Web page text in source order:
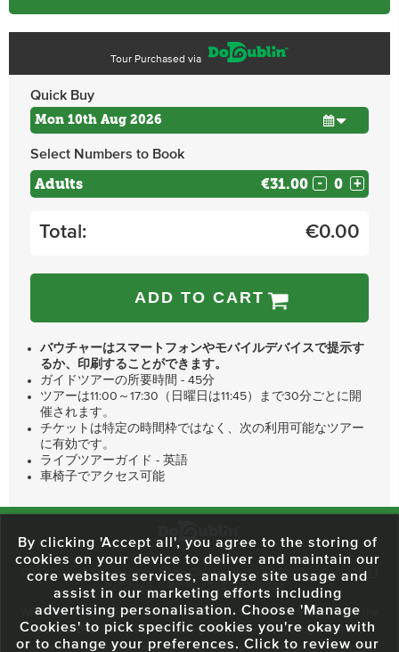
Tour Purchased via
Quick Buy
Select Numbers to Book
Adults €31.00 - +
Total: €0.00
ADD TO CART
バウチャーはスマートフォンやモバイルデバイスで提示す
るか、印刷することができます。
ガイドツアーの所要時間 - 45分
ツアーは11:00～17:30（日曜日は11:45）まで30分ごとに開
催されます。
チケットは特定の時間枠ではなく、次の利用可能なツアー
に有効です。
ライブツアーガイド - 英語
車椅子でアクセス可能
59 O'Connell Street Upper, North City, Dublin 1, D01 RX04 Call:+353 1
703 3024
Email: info@dodublin.ie
We've been entertaining visitors to our town since 1988. We're part of the
fabric of Dublin City and we take great pride in delivering a real and
authentic tour experience to all of our visitors, one steeped in history but
By clicking 'Accept all', you agree to the storing of
cookies on your device to deliver and maintain our
core websites services, analyse site usage and
assist in our marketing efforts including
advertising personalisation. Choose 'Manage
Cookies' to pick specific cookies you're okay with
or to change your preferences. Click to review our